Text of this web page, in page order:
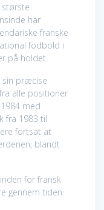
største
har
franske
fodbold i
på holdet.
sin præcise
alle positioner
med
fra 1983 til
fortsat at
blandt
for fransk
gennem tiden.